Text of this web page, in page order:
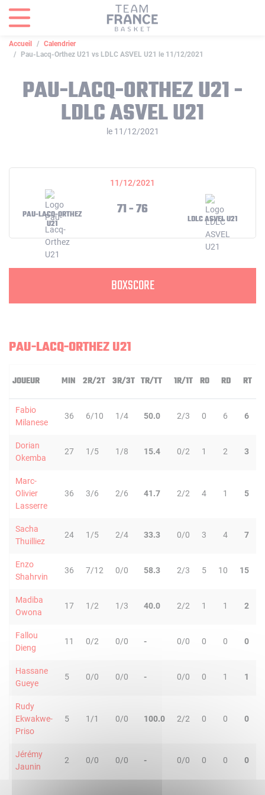
Accueil
Calendrier
Pau-Lacq-Orthez U21 vs LDLC ASVEL U21 le 11/12/2021
PAU-LACQ-ORTHEZ U21 -
LDLC ASVEL U21
le 11/12/2021
11/12/2021
PAU-LACQ-ORTHEZ
U21
71 - 76
LDLC ASVEL U21
BOXSCORE
PAU-LACQ-ORTHEZ U21
JOUEUR MIN 2R/2T 3R/3T TR/TT 1R/1T RO RD RT
Fabio
Milanese
36 6/10 1/4 50.0 2/3 0 6 6
Dorian
Okemba
27 1/5 1/8 15.4 0/2 1 2 3
Marc-
Olivier
Lasserre
36 3/6 2/6 41.7 2/2 4 1 5
Sacha
Thuilliez
24 1/5 2/4 33.3 0/0 3 4 7
Enzo
Shahrvin
36 7/12 0/0 58.3 2/3 5 10 15
Madiba
Owona
17 1/2 1/3 40.0 2/2 1 1 2
Fallou
Dieng
11 0/2 0/0 - 0/0 0 0 0
Hassane
Gueye
5 0/0 0/0 - 0/0 0 1 1
Rudy
Ekwakwe-
Priso
5 1/1 0/0 100.0 2/2 0 0 0
Jérémy
Jaunin
2 0/0 0/0 - 0/0 0 0 0
Panneau de gestion des cookies